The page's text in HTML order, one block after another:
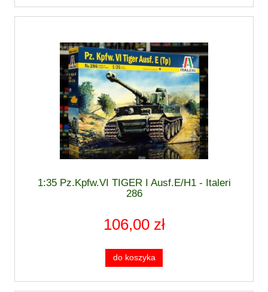
1:35 Pz.Kpfw.VI TIGER I Ausf.E/H1 - Italeri
286
106,00 zł
do koszyka